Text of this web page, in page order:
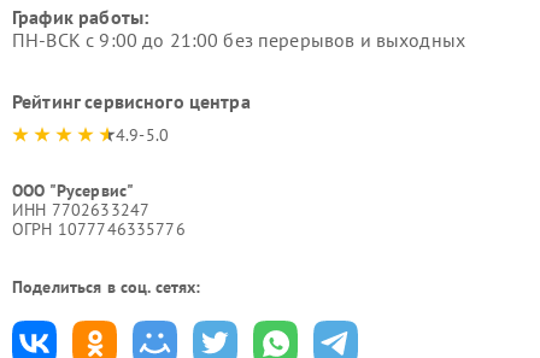
График работы:
ПН-ВСК с 9:00 до 21:00 без перерывов и выходных
Рейтинг сервисного центра
4.9-5.0
ООО "Русервис"
ИНН 7702633247
ОГРН 1077746335776
Поделиться в соц. сетях: